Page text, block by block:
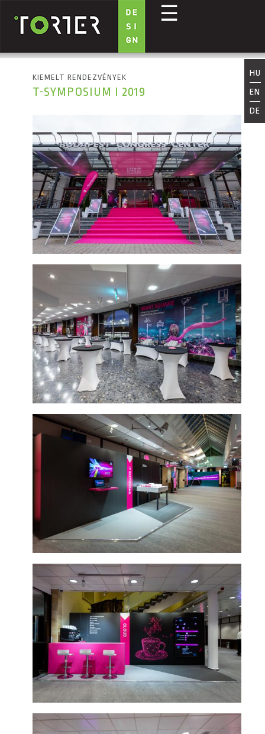
Ugrás a tartalomra
☰
HU
EN
DE
KIEMELT RENDEZVÉNYEK
T-SYMPOSIUM I 2019